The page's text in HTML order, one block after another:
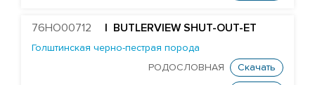
ST GEN MT EDGE 67446-ET
STANTONS ELAPSE 6815-ET
T-GEN-AC DIXIE EXPOSURE-ET
76HO00712 | BUTLERVIEW SHUT-OUT-ET
Голштинская черно-пестрая порода
РОДОСЛОВНАЯ
Скачать